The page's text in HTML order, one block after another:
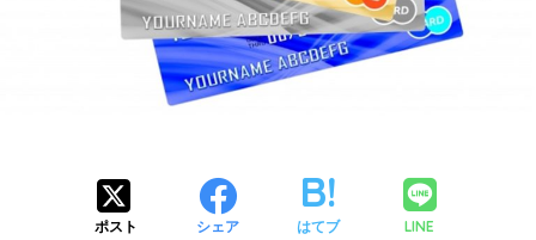
ポスト シェア はてブ LINE